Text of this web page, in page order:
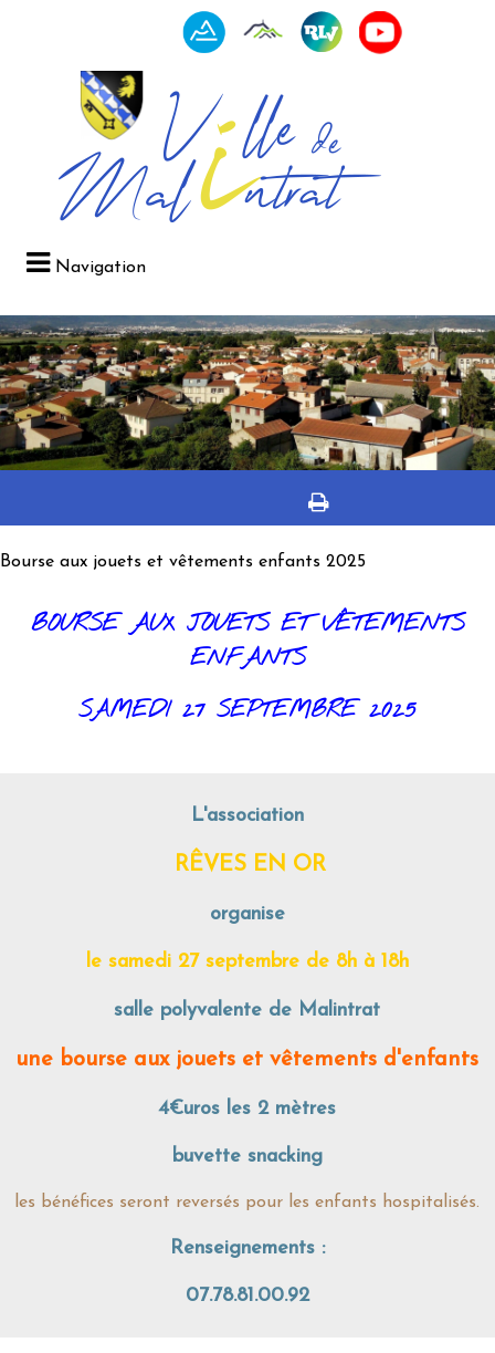
Navigation
Bourse aux jouets et vêtements enfants 2025
BOURSE AUX JOUETS ET VÊTEMENTS
ENFANTS
SAMEDI 27 SEPTEMBRE 2025
L'association
RÊVES EN OR
organise
le samedi 27 septembre de 8h à 18h
salle polyvalente de Malintrat
une bourse aux jouets et vêtements d'enfants
4€uros les 2 mètres
buvette snacking
les bénéfices seront reversés pour les enfants hospitalisés.
Renseignements :
07.78.81.00.92